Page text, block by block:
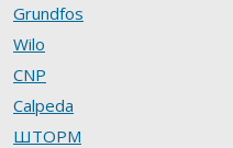
Grundfos
Wilo
CNP
Calpeda
ШТОРМ